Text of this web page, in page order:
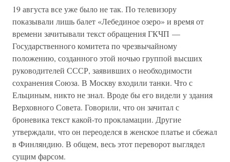
19 августа все уже было не так. По телевизору
показывали лишь балет «Лебединое озеро» и время от
времени зачитывали текст обращения ГКЧП —
Государственного комитета по чрезвычайному
положению, созданного этой ночью группой высших
руководителей СССР, заявивших о необходимости
сохранения Союза. В Москву входили танки. Что с
Ельциным, никто не знал. Вроде бы его видели у здания
Верховного Совета. Говорили, что он зачитал с
броневика текст какой-то прокламации. Другие
утверждали, что он переоделся в женское платье и сбежал
в Финляндию. В общем, весь этот переворот выглядел
сущим фарсом.